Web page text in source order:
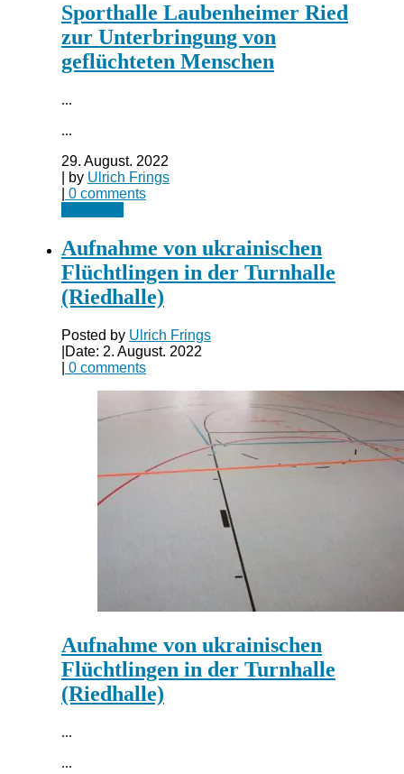
Sporthalle Laubenheimer Ried
zur Unterbringung von
geflüchteten Menschen
...
...
29. August. 2022
| by Ulrich Frings
0 comments
Aufnahme von ukrainischen
Flüchtlingen in der Turnhalle
(Riedhalle)
Posted by Ulrich Frings
Date: 2. August. 2022
0 comments
Aufnahme von ukrainischen
Flüchtlingen in der Turnhalle
(Riedhalle)
...
...